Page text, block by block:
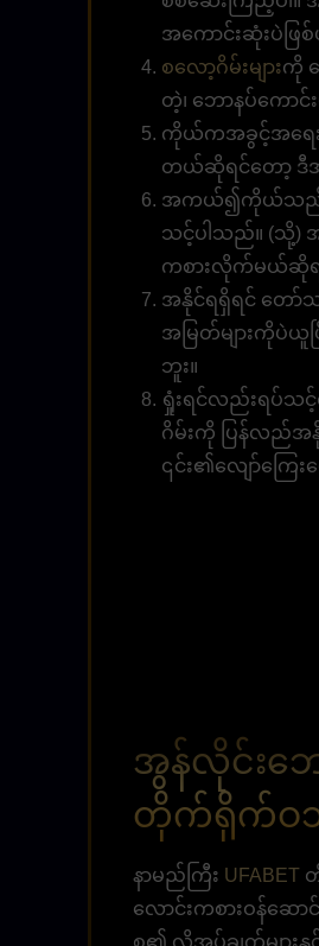
အကောင်းဆုံးပဲဖြ
စလော့ဂိမ်းများကို
တဲ့၊ ဘောနပ်ကောင်း
ကိုယ်ကအခွင့်အရေ
တယ်ဆိုရင်တော့ ဒီအ
အကယ်၍ကိုယ်သ
သင့်ပါသည်။ (သို့) အ
ကစားလိုက်မယ်ဆိုရင်
အနိုင်ရရှိရင် တေ
အမြတ်များကိုပဲယူ
ဘူး။
ရှုံးရင်လည်းရပ်သင့်
ဂိမ်းကို ပြန်လည်အ
၎င်း၏လျော်ကြေ
အွန်လိုင်းဘေ
တိုက်ရိုက်
နာမည်ကြီး UFABET
လောင်းကစားဝန်ဆေ